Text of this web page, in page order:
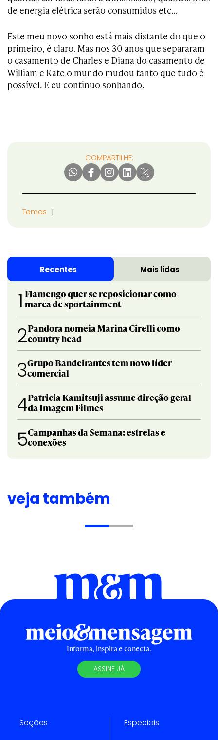
de energia elétrica serão consumidos etc…
Este meu novo sonho está mais distante do que o
primeiro, é claro. Mas nos 30 anos que separaram
o casamento de Charles e Diana do casamento de
William e Kate o mundo mudou tanto que tudo é
possível. E eu continuo sonhando.
COMPARTILHE:
Temas
Recentes Mais lidas
1 Flamengo quer se reposicionar como
marca de sportainment
2Pandora nomeia Marina Cirelli como
country head
3Grupo Bandeirantes tem novo líder
comercial
4Patricia Kamitsuji assume direção geral
da Imagem Filmes
5Campanhas da Semana: estrelas e
conexões
veja também
Informa, inspira e conecta.
ASSINE JÁ
Seções Especiais